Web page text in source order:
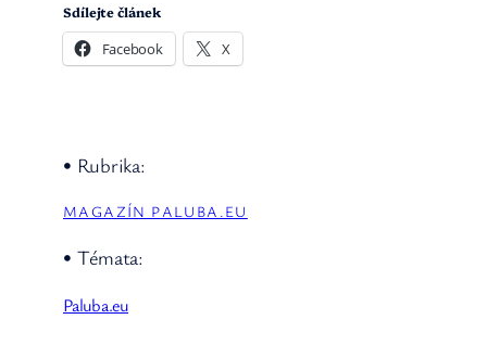
Sdílejte článek
Facebook X
• Rubrika:
MAGAZÍN PALUBA.EU
• Témata:
Paluba.eu